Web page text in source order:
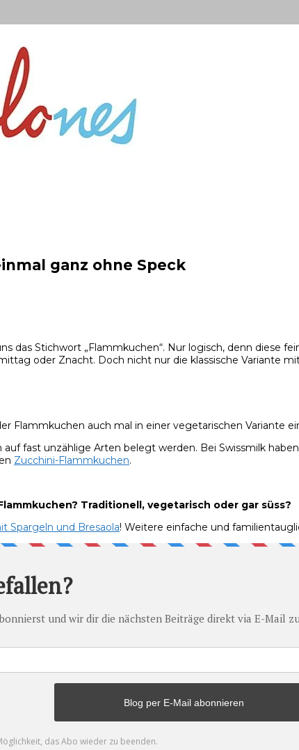
ganz ohne Speck
das Stichwort „Flammkuchen“. Nur logisch, denn diese
oder Znacht. Doch nicht nur die klassische Variante
Flammkuchen auch mal in einer vegetarischen Variante
fast unzählige Arten belegt werden. Bei Swissmilk
Zucchini-Flammkuchen.
Traditionell, vegetarisch oder gar süss?
Spargeln und Bresaola! Weitere einfache und